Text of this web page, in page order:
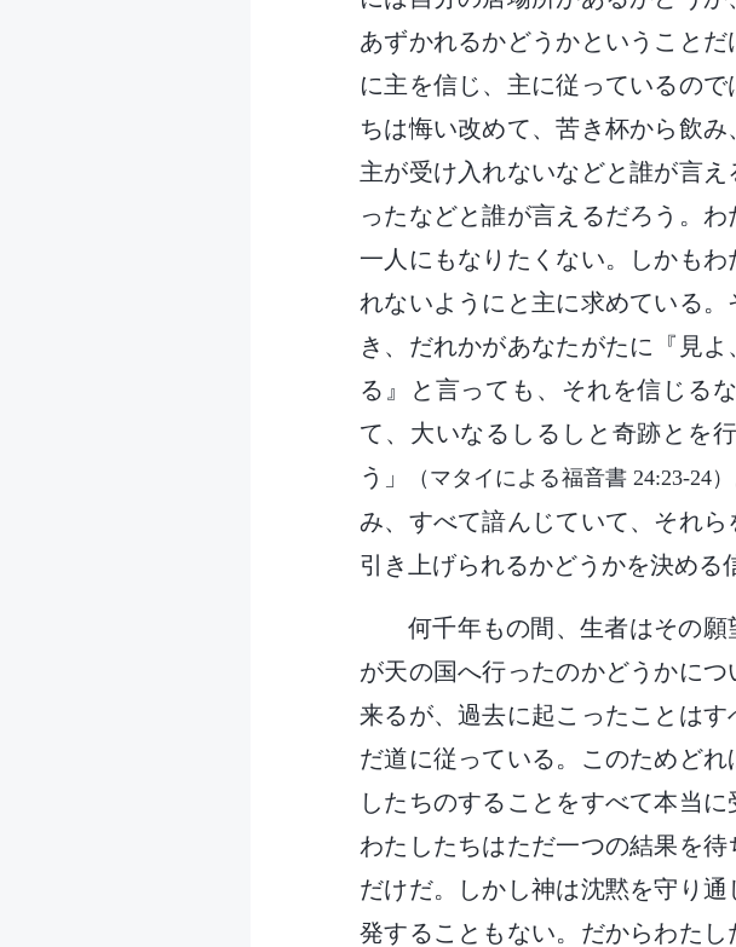
あずかれるかどうかということ
に主を信じ、主に従っているの
ちは悔い改めて、苦き杯から飲
主が受け入れないなどと誰が言
ったなどと誰が言えるだろう。
一人にもなりたくない。しかも
れないようにと主に求めている
き、だれかがあなたがたに『見
る』と言っても、それを信じる
て、大いなるしるしと奇跡とを
う」
（マタイによる福音書 24:23-24）
み、すべて諳んじていて、それ
引き上げられるかどうかを決める
何千年もの間、生者はその
が天の国へ行ったのかどうかに
来るが、過去に起こったことは
だ道に従っている。このためど
したちのすることをすべて本当
わたしたちはただ一つの結果を
だけだ。しかし神は沈黙を守り
発することもない。だからわた